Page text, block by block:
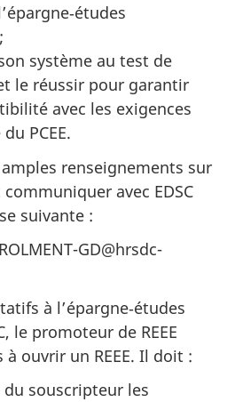
système au test de
le réussir pour garantir
avec les exigences
PCEE.
renseignements sur
avec EDSC
suivante :
GD@hrsdc-
à l’épargne‑études
le promoteur de REEE
ouvrir un REEE. Il doit :
souscripteur les